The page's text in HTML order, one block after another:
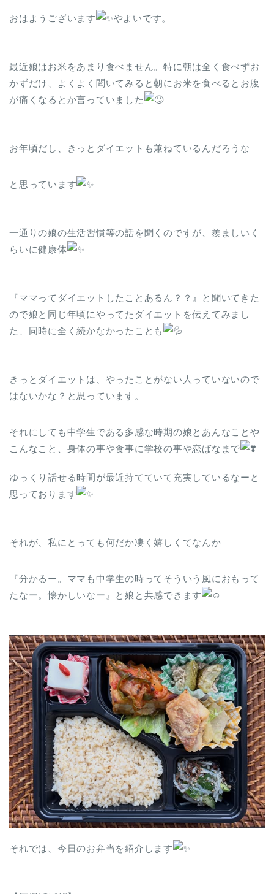
おはようございます やよいです。
最近娘はお米をあまり食べません。特に朝は全く食べずお
かずだけ、よくよく聞いてみると朝にお米を食べるとお腹
が痛くなるとか言っていました
お年頃だし、きっとダイエットも兼ねているんだろうな
と思っています
一通りの娘の生活習慣等の話を聞くのですが、羨ましいく
らいに健康体
『ママってダイエットしたことあるん？？』と聞いてきた
ので娘と同じ年頃にやってたダイエットを伝えてみまし
た、同時に全く続かなかったことも
きっとダイエットは、やったことがない人っていないので
はないかな？と思っています。
それにしても中学生である多感な時期の娘とあんなことや
こんなこと、身体の事や食事に学校の事や恋ばなまで
ゆっくり話せる時間が最近持てていて充実しているなーと
思っております
それが、私にとっても何だか凄く嬉しくてなんか
『分かるー。ママも中学生の時ってそういう風におもって
たなー。懐かしいなー』と娘と共感できます
それでは、今日のお弁当を紹介します